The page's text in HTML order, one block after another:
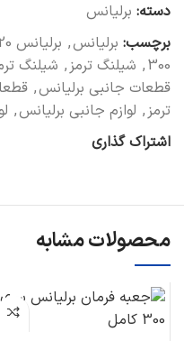
دسته: برلیانس
برچسب: برلیانس, برلیانس h320
300
, شیلنگ ترمز, شیلنگ
قطعات جانبی برلیانس,
ترمز, لوازم جانبی برلیانس,
اشتراک گذاری
محصولات مشابه